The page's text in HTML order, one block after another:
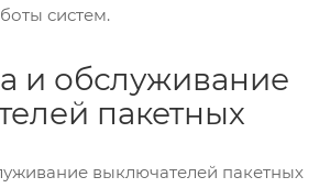
систем.
и обслуживание
пакетных
выключателей пакетных